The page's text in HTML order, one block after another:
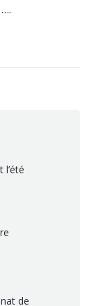
l’été
de